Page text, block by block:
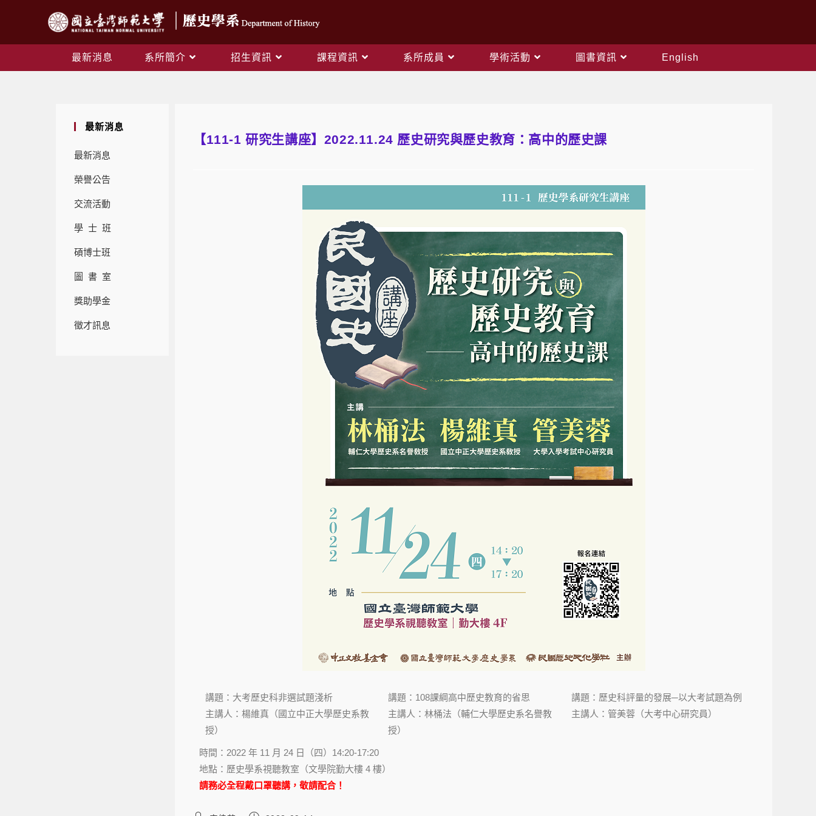
最新消息 系所簡介 招生資訊 課程資訊 系所成員 學術活動 圖書資訊
English
最新消息
最新消息
榮譽公告
交流活動
學 士 班
碩博士班
圖 書 室
獎助學金
徵才訊息
【111-1 研究生講座】2022.11.24 歷史研究與歷史教育：高中的歷史課
講題：大考歷史科非選試題淺析
主講人：楊維真（國立中正大學歷史系教
授）
講題：108課綱高中歷史教育的省思
主講人：林桶法（輔仁大學歷史系名譽教
授）
講題：歷史科評量的發展─以大考試題為例
主講人：管美蓉（大考中心研究員）
時間：2022 年 11 月 24 日（四）14:20-17:20
地點：歷史學系視聽教室（文學院勤大樓 4 樓）
請務必全程戴口罩聽講，敬請配合！